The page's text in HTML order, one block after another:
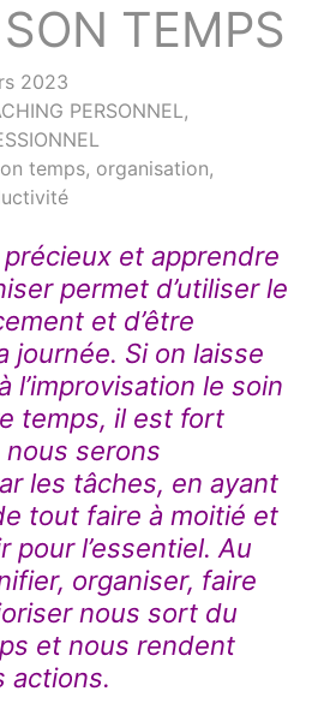
TEMPS
2023
PERSONNEL,
temps, organisation,
et apprendre
permet d’utiliser le
et d’être
journée. Si on laisse
l’improvisation le soin
temps, il est fort
serons
les tâches, en ayant
tout faire à moitié et
pour l’essentiel. Au
organiser, faire
nous sort du
et nous rendent
actions.